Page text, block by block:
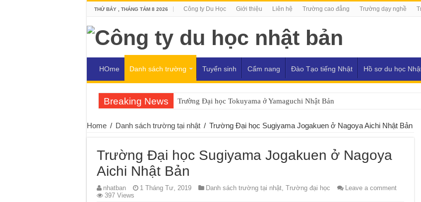
THỨ BẢY , THÁNG TÁM 8 2026 Công ty Du Học Giới thiệu Liên hệ Trường cao đẳng Trường dạy nghề
HOme Danh sách trường Tuyển sinh Cẩm nang Đào Tạo tiếng Nhật Hồ sơ du học
Breaking News Trường Đại học Tokuyama ở Yamaguchi Nhật Bản
Home / Danh sách trường tại nhật / Trường Đại học Sugiyama Jogakuen ở Nagoya Aichi Nhật Bản
Trường Đại học Sugiyama Jogakuen ở Nagoya
Aichi Nhật Bản
nhatban 1 Tháng Tư, 2019 Danh sách trường tại nhật, Trường đại học
Leave a comment
397 Views